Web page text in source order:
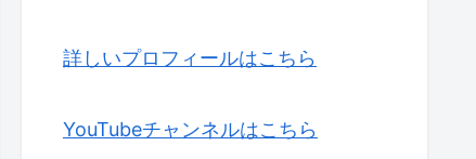
詳しいプロフィールはこちら
YouTubeチャンネルはこちら